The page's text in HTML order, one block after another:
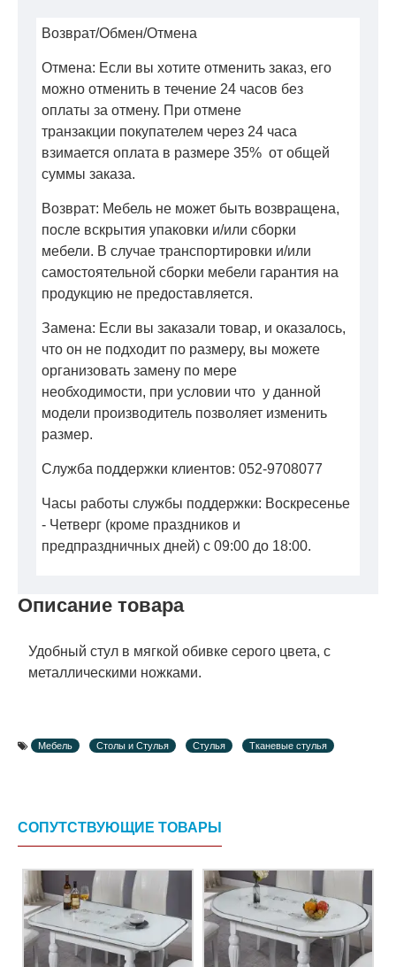
Описание товара
Удобный стул в мягкой обивке серого цвета, с
металлическими ножками.
Возврат/Обмен/Отмена
Отмена: Если вы хотите отменить заказ, его
можно отменить в течение 24 часов без
оплаты за отмену. При отмене
транзакции покупателем через 24 часа
взимается оплата в размере 35% от общей
суммы заказа.
Возврат: Мебель не может быть возвращена,
после вскрытия упаковки и/или сборки
мебели. В случае транспортировки и/или
самостоятельной сборки мебели гарантия на
продукцию не предоставляется.
Замена: Если вы заказали товар, и оказалось,
что он не подходит по размеру, вы можете
организовать замену по мере
необходимости, при условии что у данной
модели производитель позволяет изменить
размер.
Служба поддержки клиентов: 052-9708077
Часы работы службы поддержки: Воскресенье
- Четверг (кроме праздников и
предпраздничных дней) с 09:00 до 18:00.
Мебель Столы и Стулья Стулья Тканевые стулья
СОПУТСТВУЮЩИЕ ТОВАРЫ